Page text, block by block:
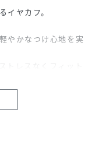
イヤカフ。
やかなつけ心地を実
トレスなくフィット
が、スタイリングに